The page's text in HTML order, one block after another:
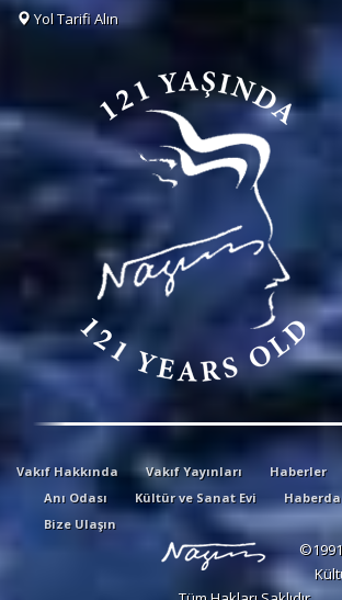
Yol Tarifi Alın
Vakıf Hakkında Vakıf Yayınları Haberler
Anı Odası
Kültür ve Sanat Evi
Bize Ulaşın